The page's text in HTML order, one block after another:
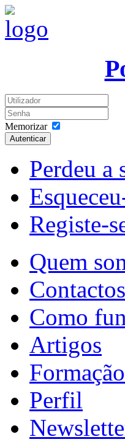
Memorizar
Autenticar
Perdeu a
Registe-
Quem
Contactos
Como
Artigos
Perfil